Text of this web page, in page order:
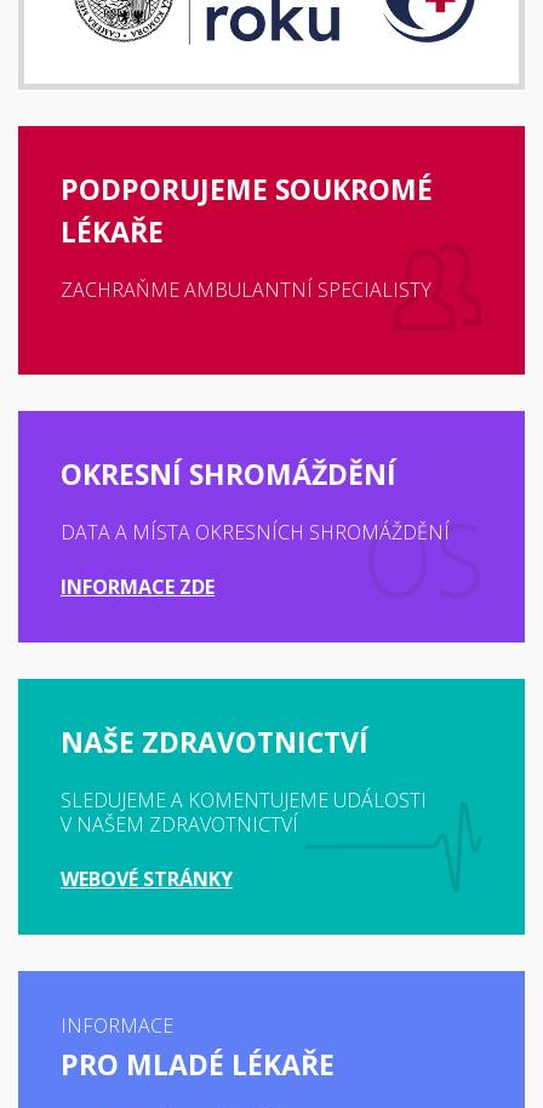
PODPORUJEME SOUKROMÉ
LÉKAŘE
ZACHRAŇME AMBULANTNÍ SPECIALISTY
OKRESNÍ SHROMÁŽDĚNÍ
DATA A MÍSTA OKRESNÍCH SHROMÁŽDĚNÍ
INFORMACE ZDE
NAŠE ZDRAVOTNICTVÍ
SLEDUJEME A KOMENTUJEME UDÁLOSTI
V NAŠEM ZDRAVOTNICTVÍ
WEBOVÉ STRÁNKY
INFORMACE
PRO MLADÉ LÉKAŘE